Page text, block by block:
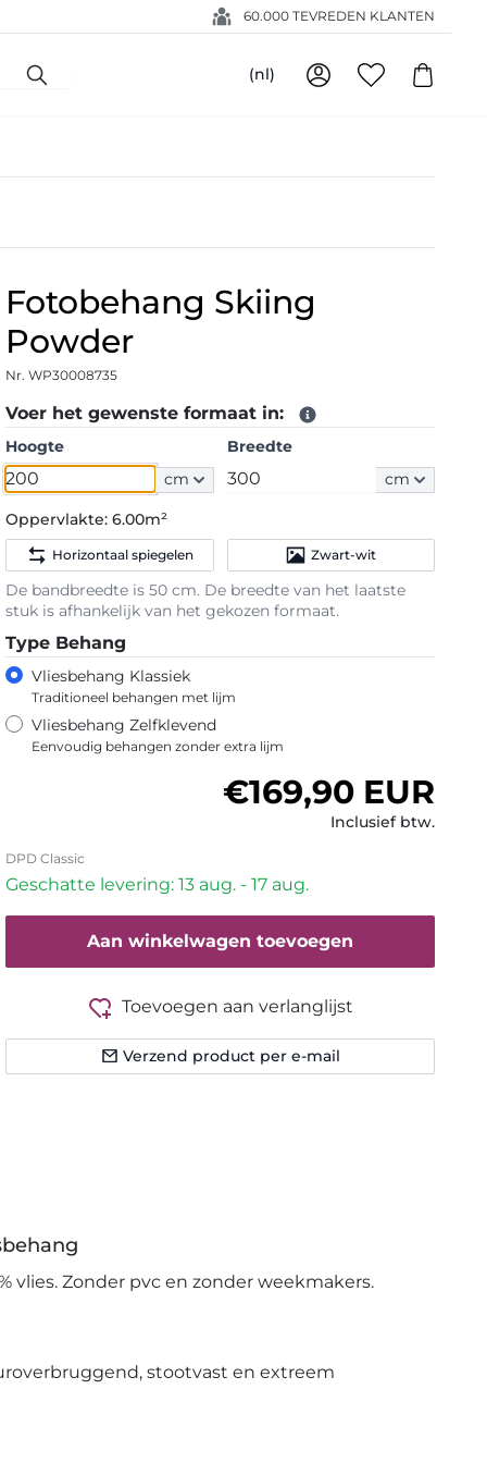
60.000 TEVREDEN KLANTEN
(nl)
Fotobehang Skiing
Powder
Nr. WP30008735
Voer het gewenste formaat in:
Hoogte
cm
Breedte
cm
Oppervlakte:6.00m²
Horizontaal spiegelen Zwart-wit
De bandbreedte is 50 cm. De breedte van het laatste
stuk is afhankelijk van het gekozen formaat.
Type Behang
Vliesbehang Klassiek
Traditioneel behangen met lijm
Vliesbehang Zelfklevend
Eenvoudig behangen zonder extra lijm
Normale prijs
€169,90 EUR
Inclusief btw.
DPD Classic
Geschatte levering: 13 aug. - 17 aug.
Aan winkelwagen toevoegen
Toevoegen aan verlanglijst
Verzend product per e-mail
vlies. Zonder pvc en zonder weekmakers.
stootvast en extreem